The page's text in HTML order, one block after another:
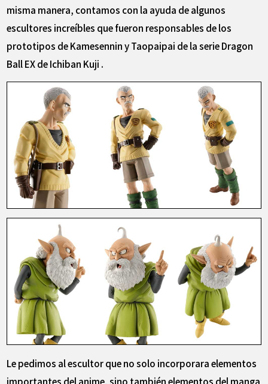
misma manera, contamos con la ayuda de algunos
escultores increíbles que fueron responsables de los
prototipos de Kamesennin y Taopaipai de la serie Dragon
Ball EX de Ichiban Kuji .
Le pedimos al escultor que no solo incorporara elementos
importantes del anime, sino también elementos del manga